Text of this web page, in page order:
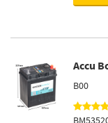
Accu
B00